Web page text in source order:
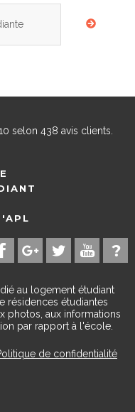
selon 438 avis clients.
au logement étudiant
résidences étudiantes
photos, aux informations
par rapport à l'école.
de confidentialité